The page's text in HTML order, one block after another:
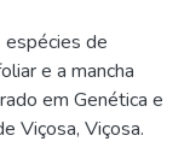
espécies de
e a mancha
em Genética e
Viçosa, Viçosa.